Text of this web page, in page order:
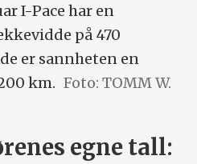
I-Pace har en
på 470
er sannheten en
km. Foto: TOMM W.
egne tall: